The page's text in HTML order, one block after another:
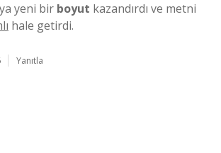
yeni bir boyut kazandırdı ve metni
hale getirdi.
Yanıtla